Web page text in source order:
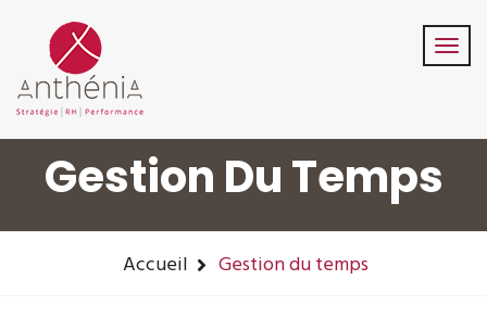
Suivez-Nous:
Gestion Du Temps
Accueil Gestion du temps